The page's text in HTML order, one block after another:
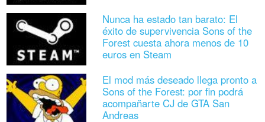
Nunca ha estado tan barato: El
éxito de supervivencia Sons of the
Forest cuesta ahora menos de 10
euros en Steam
El mod más deseado llega pronto a
Sons of the Forest: por fin podrá
acompañarte CJ de GTA San
Andreas